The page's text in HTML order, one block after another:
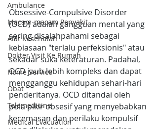
Ambulance
Macam-macam Penyakit
Alat Kesehatan
Dokter Visit Ke Rumah
Home Service
Obat
Telemedicine
Medical Evacuation
Obsessive-Compulsive Disorder
(OCD) adalah gangguan mental yang
sering disalahpahami sebagai
kebiasaan "terlalu perfeksionis" atau
sekadar suka keteraturan. Padahal,
OCD jauh lebih kompleks dan dapat
mengganggu kehidupan sehari-hari
penderitanya. OCD ditandai oleh
pola pikir obsesif yang menyebabkan
kecemasan dan perilaku kompulsif